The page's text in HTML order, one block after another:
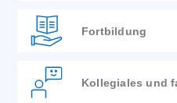
Fortbildung
Kollegiales und